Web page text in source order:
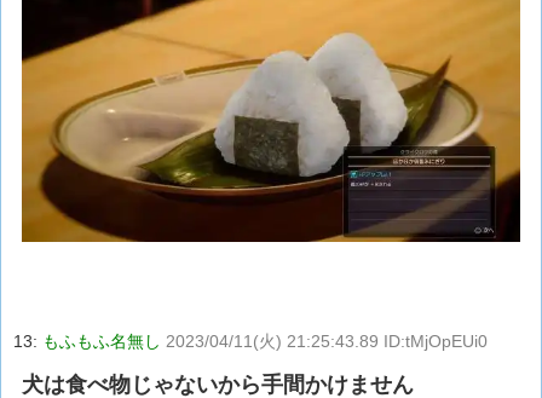
13: もふもふ名無し 2023/04/11(火) 21:25:43.89 ID:tMjOpEUi0
犬は食べ物じゃないから手間かけません